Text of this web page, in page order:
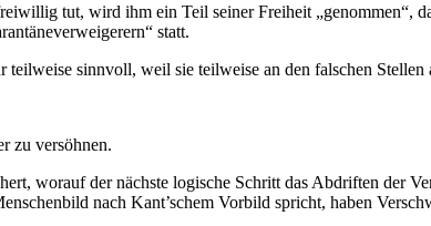
tut, wird ihm ein Teil seiner Freiheit „genommen“,
statt.
sinnvoll, weil sie teilweise an den falschen Stellen
zu versöhnen.
worauf der nächste logische Schritt das Abdriften der
nach Kant’schem Vorbild spricht, haben